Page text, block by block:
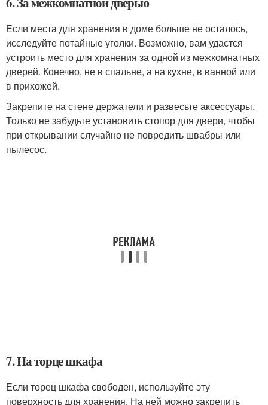
Если места для хранения в доме больше не осталось,
исследуйте потайные уголки. Возможно, вам удастся
устроить место для хранения за одной из межкомнатных
дверей. Конечно, не в спальне, а на кухне, в ванной или
в прихожей.
Закрепите на стене держатели и развесьте аксессуары.
Только не забудьте установить стопор для двери, чтобы
при открывании случайно не повредить швабры или
пылесос.
7. На торце шкафа
Если торец шкафа свободен, используйте эту
поверхность для хранения. На ней можно закрепить